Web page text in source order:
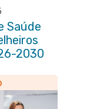
Saúde
2030